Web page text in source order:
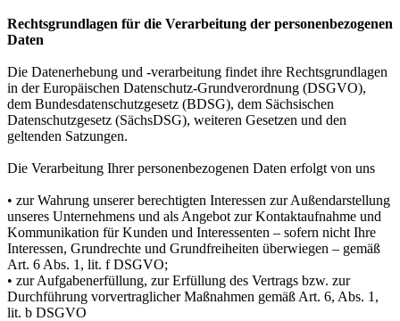
Rechtsgrundlagen für die Verarbeitung der personenbezogenen
Daten
Die Datenerhebung und -verarbeitung findet ihre Rechtsgrundlagen
in der Europäischen Datenschutz-Grundverordnung (DSGVO),
dem Bundesdatenschutzgesetz (BDSG), dem Sächsischen
Datenschutzgesetz (SächsDSG), weiteren Gesetzen und den
geltenden Satzungen.
Die Verarbeitung Ihrer personenbezogenen Daten erfolgt von uns
• zur Wahrung unserer berechtigten Interessen zur Außendarstellung
unseres Unternehmens und als Angebot zur Kontaktaufnahme und
Kommunikation für Kunden und Interessenten – sofern nicht Ihre
Interessen, Grundrechte und Grundfreiheiten überwiegen – gemäß
Art. 6 Abs. 1, lit. f DSGVO;
• zur Aufgabenerfüllung, zur Erfüllung des Vertrags bzw. zur
Durchführung vorvertraglicher Maßnahmen gemäß Art. 6, Abs. 1,
lit. b DSGVO